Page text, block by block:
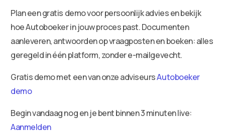
Plan een gratis demo voor persoonlijk advies en bekijk
hoe Autoboeker in jouw proces past. Documenten
aanleveren, antwoorden op vraagposten en boeken: alles
geregeld in één platform, zonder e-mailgevecht.
Gratis demo met een van onze adviseursAutoboeker
demo
Begin vandaag nog en je bent binnen 3 minuten live:
Aanmelden